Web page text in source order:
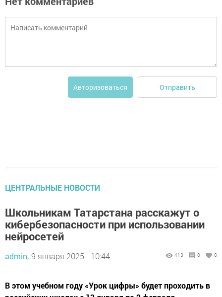
Авторизоваться Отправить
ЦЕНТРАЛЬНЫЕ НОВОСТИ
Школьникам Татарстана расскажут о
кибербезопасности при использовании
нейросетей
admin, 9 января 2025 - 10:44 413 0 0
В этом учебном году «Урок цифры» будет проходить в